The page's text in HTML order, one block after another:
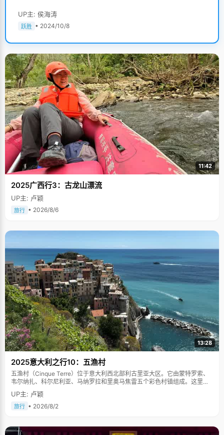
UP主: 侯海涛
跃胜 • 2024/10/8
11:42
2025广西行3：古龙山漂流
UP主: 卢颖
旅行 • 2026/8/6
13:28
2025意大利之行10：五渔村
五渔村（Cinque Terre）位于意大利西北部利古里亚大区。它由蒙特罗索、
韦尔纳扎、科尔尼利亚、马纳罗拉和里奥马焦雷五个彩色村镇组成。这里依
山傍海，房屋色彩斑斓，1997年被列为世界文化遗产。
UP主: 卢颖
旅行 • 2026/8/2